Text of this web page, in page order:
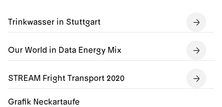
Trinkwasser in Stuttgart
Our World in Data Energy Mix
STREAM Fright Transport 2020
Grafik Neckartaufe